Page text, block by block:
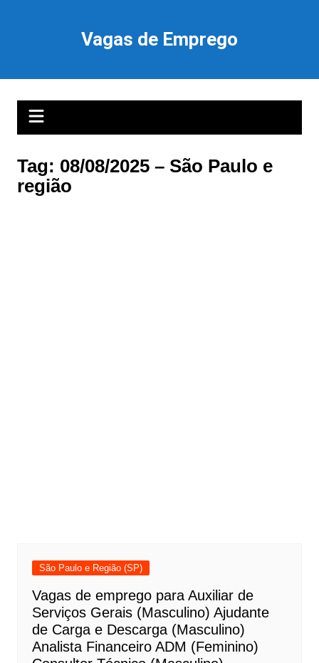
Vagas de Emprego
Tag: 08/08/2025 – São Paulo e
região
São Paulo e Região (SP)
Vagas de emprego para Auxiliar de
Serviços Gerais (Masculino) Ajudante
de Carga e Descarga (Masculino)
Analista Financeiro ADM (Feminino)